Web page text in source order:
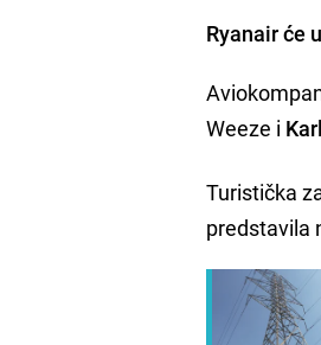
Ryanair će
Weeze i
Turistička
predstavila